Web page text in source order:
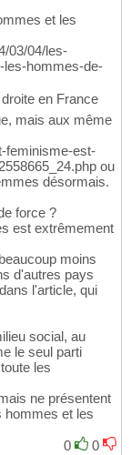
et les
03/04/les-
les-hommes-de-
droite en France
mais aux même
feminisme-est-
ou
désormais.
force ?
est extrêmement
moins
d'autres pays
l'article, qui
social, au
le seul parti
les
ne présentent
hommes et les
0
0